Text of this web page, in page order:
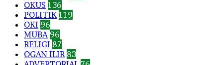
OKUS 136
POLITIK 119
OKI 96
MUBA 96
RELIGI 87
OGAN ILIR 83